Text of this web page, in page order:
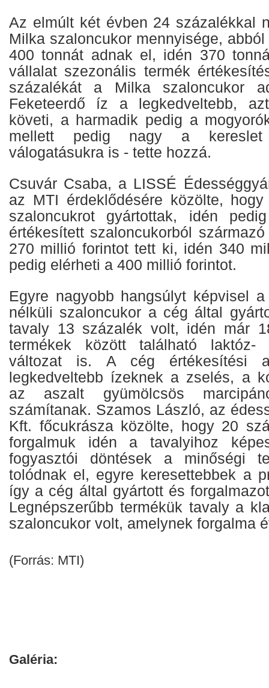
Az elmúlt két évben 24 százalékkal
Milka szaloncukor mennyisége,
400 tonnát adnak el, idén 370
vállalat szezonális termék
százalékát a Milka szaloncukor
Feketeerdő íz a legkedveltebb,
követi, a harmadik pedig a
mellett pedig nagy a kereslet
válogatásukra is - tette hozzá.
Csuvár Csaba, a LISSÉ
az MTI érdeklődésére közölte,
szaloncukrot gyártottak, idén
értékesített szaloncukorból
270 millió forintot tett ki, idén 340
pedig elérheti a 400 millió forintot.
Egyre nagyobb hangsúlyt képvisel
nélküli szaloncukor a cég által
tavaly 13 százalék volt, idén már
termékek között található laktóz-
változat is. A cég értékesítési
legkedveltebb ízeknek a zselés, a
az aszalt gyümölcsös
számítanak. Szamos László, az
Kft. főcukrásza közölte, hogy 20
forgalmuk idén a tavalyihoz
fogyasztói döntések a minőségi
tolódnak el, egyre keresettebbek a
így a cég által gyártott és
Legnépszerűbb termékük tavaly a
szaloncukor volt, amelynek forgalma
(Forrás: MTI)
Galéria: